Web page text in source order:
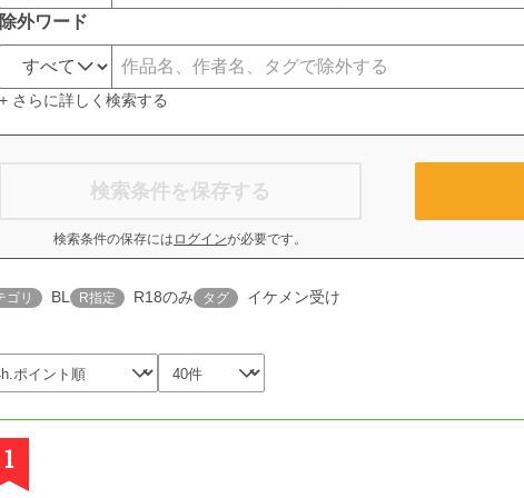
除外ワード
+ さらに詳しく検索する
検索条件を保存する
検索条件の保存には ログインが必要です。
ゴリ BL R指定 R18のみ タグ イケメン受け
1